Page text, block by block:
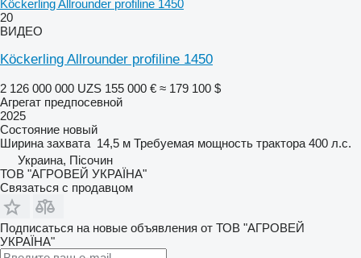
Köckerling Allrounder profiline 1450
20
ВИДЕО
Köckerling Allrounder profiline 1450
2 126 000 000 UZS 155 000 € ≈ 179 100 $
Агрегат предпосевной
2025
Состояние новый
Ширина захвата 14,5 м Требуемая мощность трактора 400 л.с.
Украина, Пісочин
ТОВ "АГРОВЕЙ УКРАЇНА"
Связаться с продавцом
Подписаться на новые объявления от ТОВ "АГРОВЕЙ
УКРАЇНА"